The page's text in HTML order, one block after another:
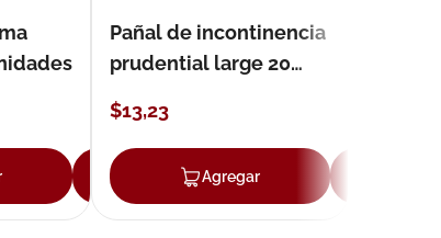
Agregar
Pañal de incontinencia
prudential large 20
$13,23
Agregar